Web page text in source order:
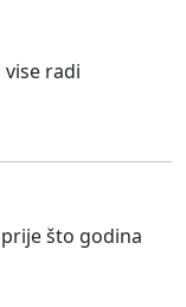
radi
što godina